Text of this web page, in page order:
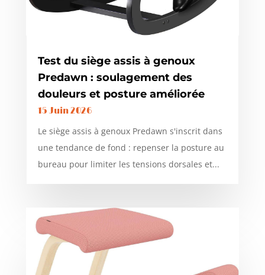
Test du siège assis à genoux
Predawn : soulagement des
douleurs et posture améliorée
15 Juin 2026
Le siège assis à genoux Predawn s'inscrit dans
une tendance de fond : repenser la posture au
bureau pour limiter les tensions dorsales et...